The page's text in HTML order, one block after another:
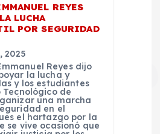
REYES
LUCHA
POR SEGURIDAD
2025
Reyes dijo
la lucha y
y los estudiantes
de
una marcha
en el
el hartazgo por la
se vive ocasionó que